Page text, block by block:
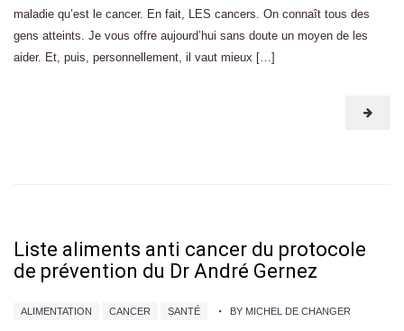
maladie qu’est le cancer. En fait, LES cancers. On connaît tous des
gens atteints. Je vous offre aujourd’hui sans doute un moyen de les
aider. Et, puis, personnellement, il vaut mieux […]
Liste aliments anti cancer du protocole
de prévention du Dr André Gernez
ALIMENTATION CANCER SANTÉ BY MICHEL DE CHANGER